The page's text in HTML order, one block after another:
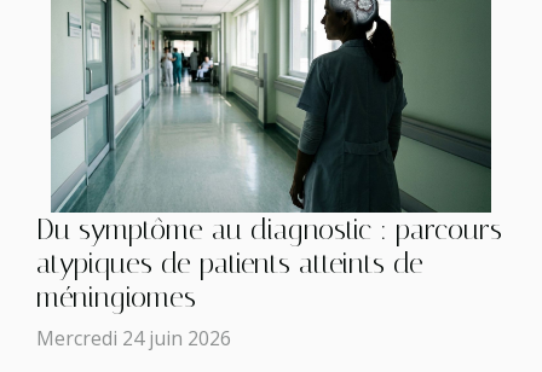
Du symptôme au diagnostic : parcours
atypiques de patients atteints de
méningiomes
Mercredi 24 juin 2026